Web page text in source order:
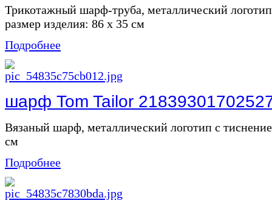
Трикотажный шарф-труба, металлический
размер изделия: 86 х 35 см
Подробнее
шарф Tom Tailor
Вязаный шарф, металлический логотип с
см
Подробнее